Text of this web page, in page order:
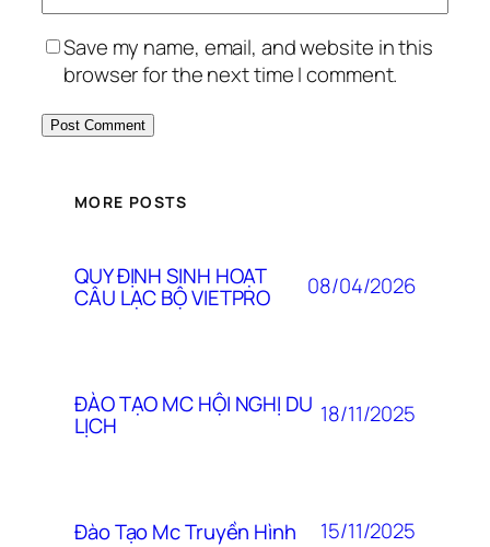
Save my name, email, and website in this
browser for the next time I comment.
MORE POSTS
QUY ĐỊNH SINH HOẠT
CÂU LẠC BỘ VIETPRO 08/04/2026
ĐÀO TẠO MC HỘI NGHỊ DU
LỊCH 18/11/2025
Đào Tạo Mc Truyền Hình 15/11/2025